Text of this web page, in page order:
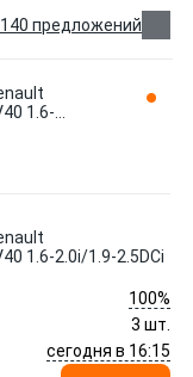
предложений
1.6-
1.6-2.0i/1.9-2.5DCi
100%
3 шт.
сегодня в 16:15